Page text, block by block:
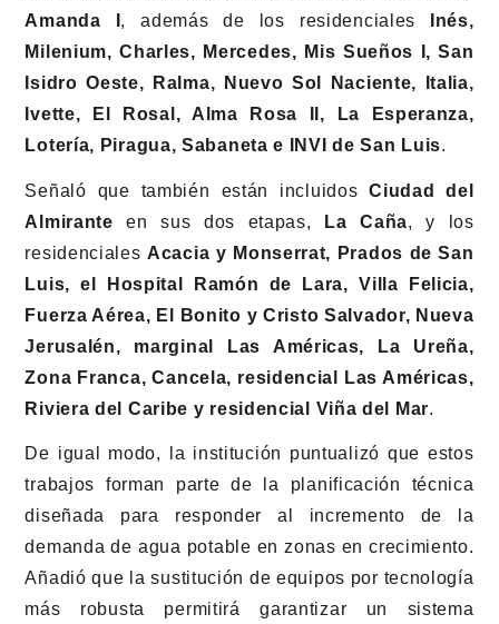
Amanda I , además de los residenciales
Inés,
Milenium, Charles, Mercedes, Mis Sueños I, San
Isidro Oeste, Ralma, Nuevo Sol Naciente, Italia,
Ivette, El Rosal, Alma Rosa II, La Esperanza,
Lotería, Piragua, Sabaneta e INVI de San Luis.
Señaló que también están incluidosCiudad del
Almirante en sus dos etapas, La Caña, y los
residenciales Acacia y Monserrat, Prados de San
Luis, el Hospital Ramón de Lara, Villa Felicia,
Fuerza Aérea, El Bonito y Cristo Salvador, Nueva
Jerusalén, marginal Las Américas, La Ureña,
Zona Franca, Cancela, residencial Las Américas,
Riviera del Caribe y residencial Viña del Mar.
De igual modo, la institución puntualizó que estos
trabajos forman parte de la planificación técnica
diseñada para responder al incremento de la
demanda de agua potable en zonas en crecimiento.
Añadió que la sustitución de equipos por tecnología
más robusta permitirá garantizar un sistema